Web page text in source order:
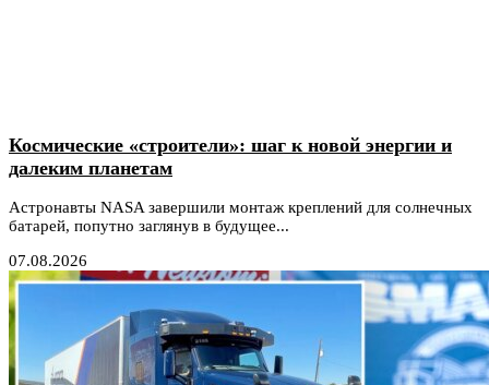
Космические «строители»: шаг к новой энергии и
далеким планетам
Астронавты NASA завершили монтаж креплений для солнечных
батарей, попутно заглянув в будущее...
07.08.2026